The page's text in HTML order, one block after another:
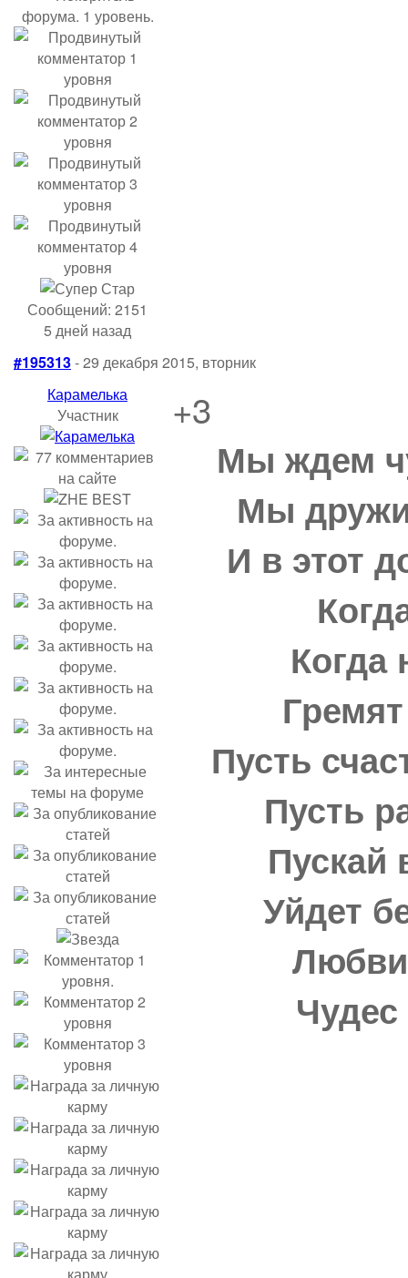
Сообщений: 2151
5 дней назад
#195313- 29 декабря 2015, вторник
Карамелька
Участник
+3
Мы ждем
Мы
И в этот
Когда
Пусть
Пусть
Пускай
Уйдет